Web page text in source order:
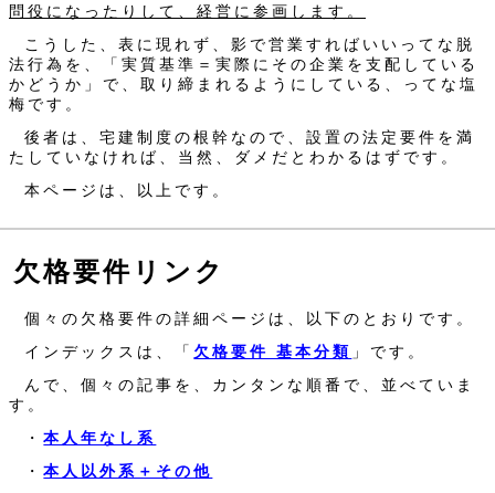
問役になったりして、経営に参画します。
こうした、表に現れず、影で営業すればいいってな脱
法行為を、「実質基準＝実際にその企業を支配している
かどうか」で、取り締まれるようにしている、ってな塩
梅です。
後者は、宅建制度の根幹なので、設置の法定要件を満
たしていなければ、当然、ダメだとわかるはずです。
本ページは、以上です。
欠格要件リンク
個々の欠格要件の詳細ページは、以下のとおりです。
インデックスは、「 欠格要件 基本分類 」です。
んで、個々の記事を、カンタンな順番で、並べていま
す。
・本人年なし系
・本人以外系＋その他